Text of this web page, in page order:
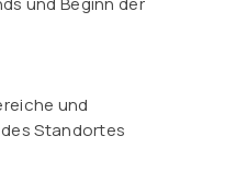
und
Standortes